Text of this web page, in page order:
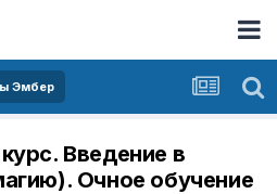
Эмбер
Введение в
Очное обучение